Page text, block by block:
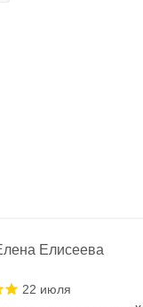
Елисеева
22 июля